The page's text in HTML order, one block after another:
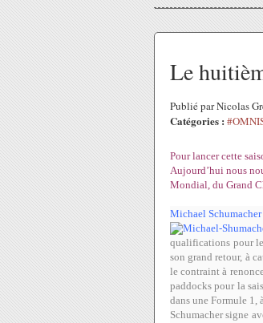
Le
Publié par Nicolas
Catégories :
Pour lancer cette
Aujourd’hui nous
Mondial, du Grand
Michael
qualifications pour le
son grand retour, à
le contraint à
paddocks pour la
dans une Formule 1,
Schumacher signe